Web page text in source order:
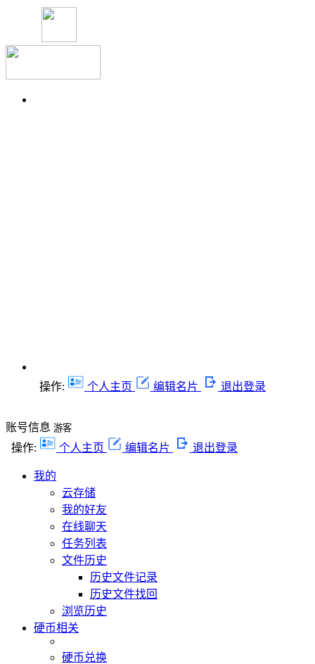
操作: 个人主页 编辑名片 退出登录
账号信息 游客
操作: 个人主页 编辑名片 退出登录
我的
云存储
我的好友
在线聊天
任务列表
文件历史
历史文件记录
历史文件找回
浏览历史
硬币相关
硬币兑换